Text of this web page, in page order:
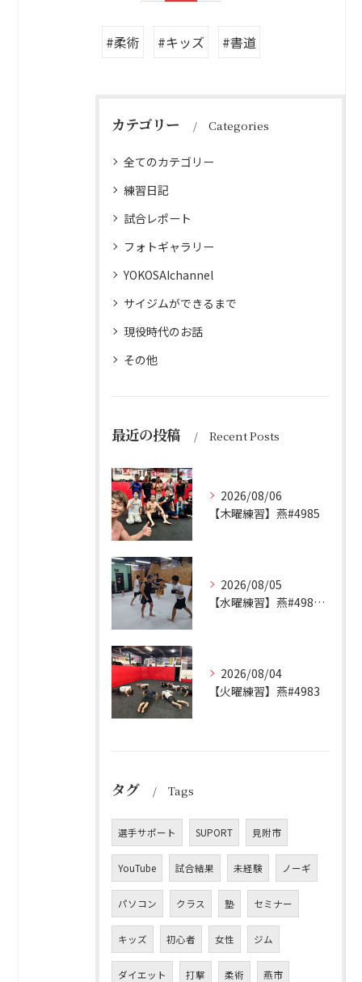
#柔術 #キッズ #書道
カテゴリー Categories
全てのカテゴリー
練習日記
試合レポート
フォトギャラリー
YOKOSAIchannel
サイジムができるまで
現役時代のお話
その他
最近の投稿 Recent Posts
2026/08/06
【木曜練習】燕#4985
2026/08/05
【水曜練習】燕#4984見附#492
2026/08/04
【火曜練習】燕#4983
タグ Tags
選手サポート SUPORT 見附市
YouTube 試合結果 未経験 ノーギ
パソコン クラス 塾 セミナー
キッズ 初心者 女性 ジム
ダイエット 打撃 柔術 燕市